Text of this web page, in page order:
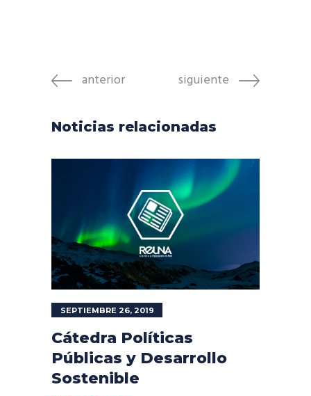
anterior siguiente
Noticias relacionadas
SEPTIEMBRE 26, 2019
Cátedra Políticas
Públicas y Desarrollo
Sostenible